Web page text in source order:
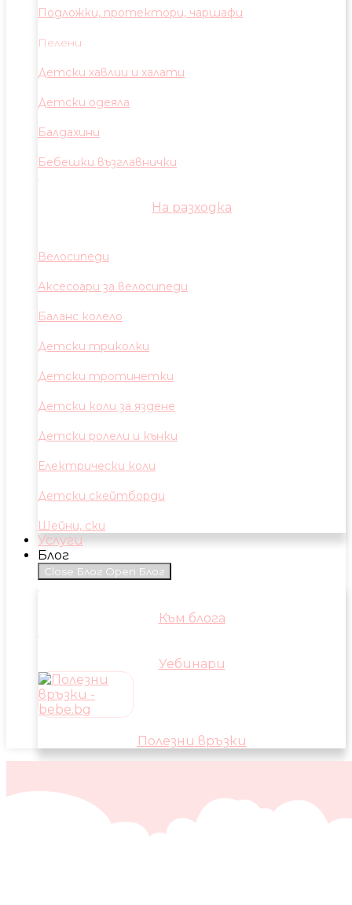
Подложки, протектори, чаршафи
Пелени
Детски хавлии и халати
Детски одеяла
Балдахини
Бебешки възглавнички
На разходка
Велосипеди
Аксесоари за велосипеди
Баланс колело
Детски триколки
Детски тротинетки
Детски коли за яздене
Детски ролели и кънки
Електрически коли
Детски скейтборди
Шейни, ски
Услуги
Блог
Close Блог Open Блог
Към блога
Уебинари
Полезни връзки